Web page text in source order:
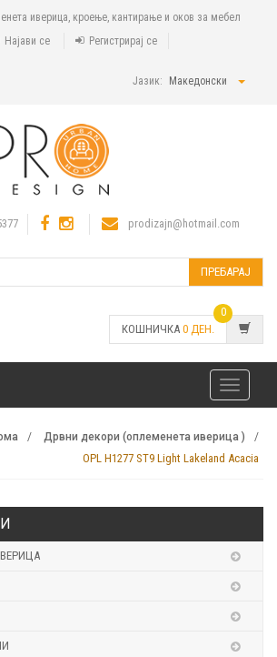
иверица, кроење, кантирање и оков за мебел
Најави се
Регистрирај се
Јазик: Македонски
prodizajn@hotmail.com
ПРЕБАРАЈ
КОШНИЧКА 0 ДЕН.
0
Toggle
navigation
Дрвни декори (оплеменета иверица )
OPL H1277 ST9 Light Lakeland Acacia